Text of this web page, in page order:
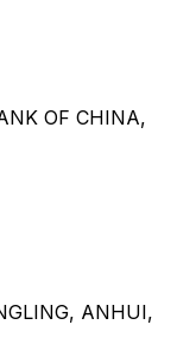
OF CHINA,
ANHUI,